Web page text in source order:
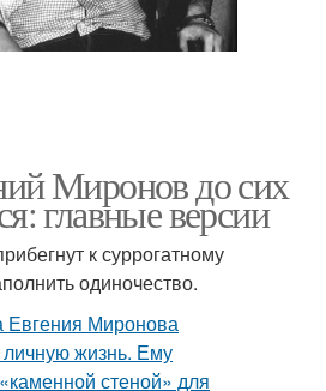
Миронов до сих
главные версии
к суррогатному
одиночество.